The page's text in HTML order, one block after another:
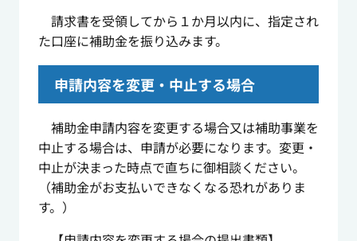
請求書を受領してから１か月以内に、指定され
た口座に補助金を振り込みます。
申請内容を変更・中止する場合
補助金申請内容を変更する場合又は補助事業を
中止する場合は、申請が必要になります。変更・
中止が決まった時点で直ちに御相談ください。
（補助金がお支払いできなくなる恐れがありま
す。）